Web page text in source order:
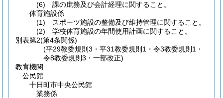
(6) 課の庶務及び会計経理に関すること。
体育施設係
(1) スポーツ施設の整備及び維持管理に関すること。
(2) 学校体育施設の年間使用計画に関すること。
別表第2(第4条関係)
(平29教委規則3・平31教委規則1・令3教委規則1・
令8教委規則3・一部改正)
教育機関
公民館
十日町市中央公民館
業務係